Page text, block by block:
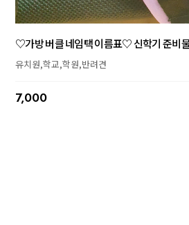
♡가방 버클 네임택 이름표♡ 신학기 준비
유치원,학교,학원,반려견
7,000